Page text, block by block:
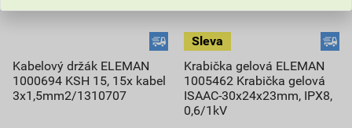
Kabelový držák ELEMAN
1000694 KSH 15, 15x kabel
3x1,5mm2/1310707
Krabička gelová ELEMAN
1005462 Krabička gelová
ISAAC-30x24x23mm, IPX8,
0,6/1kV